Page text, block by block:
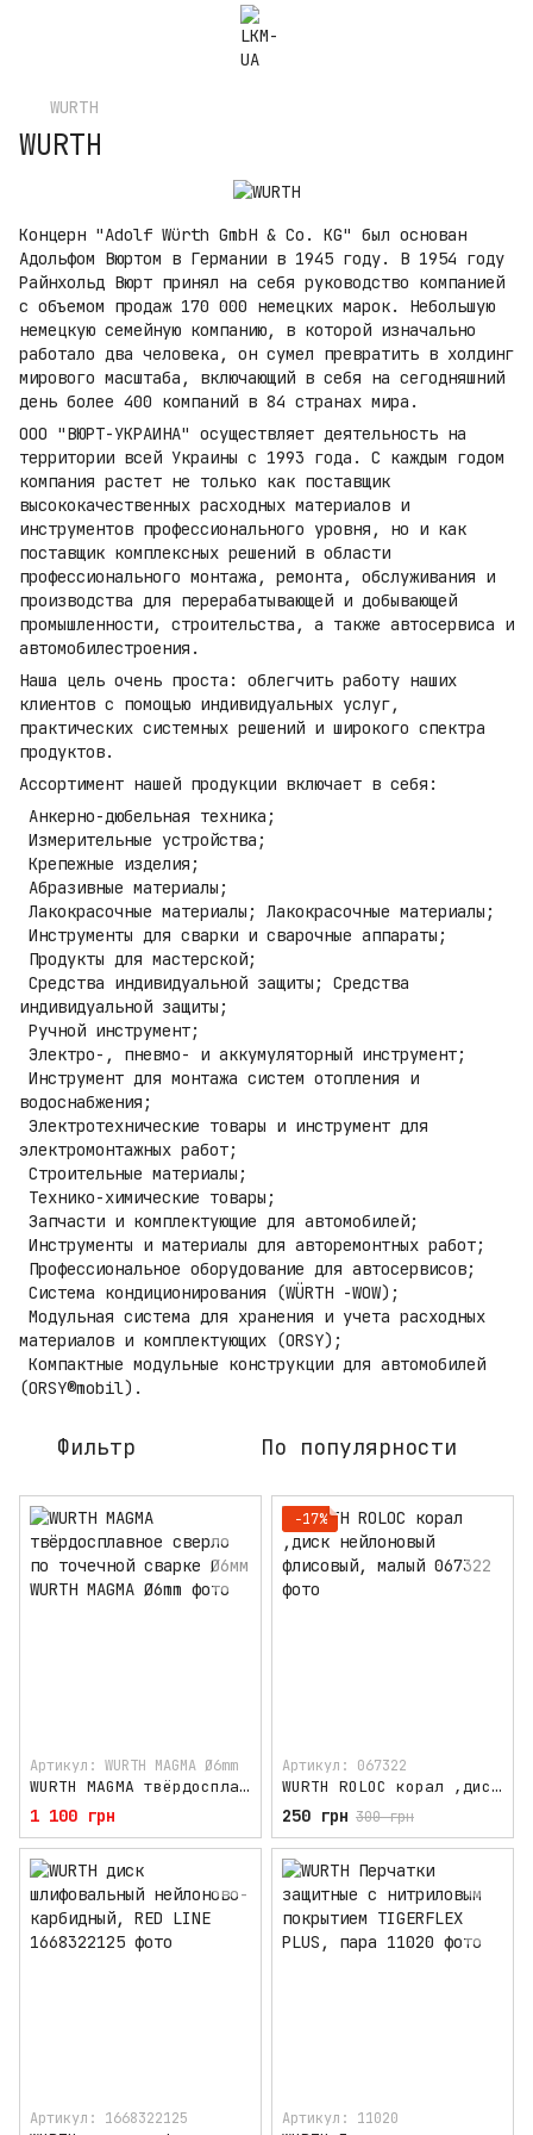
WURTH
WURTH
Концерн "Adolf Würth GmbH & Co. KG" был основан
Адольфом Вюртом в Германии в 1945 году. В 1954 году
Райнхольд Вюрт принял на себя руководство компанией
с объемом продаж 170 000 немецких марок. Небольшую
немецкую семейную компанию, в которой изначально
работало два человека, он сумел превратить в холдинг
мирового масштаба, включающий в себя на сегодняшний
день более 400 компаний в 84 странах мира.
ООО "ВЮРТ-УКРАИНА" осуществляет деятельность на
территории всей Украины с 1993 года. С каждым годом
компания растет не только как поставщик
высококачественных расходных материалов и
инструментов профессионального уровня, но и как
поставщик комплексных решений в области
профессионального монтажа, ремонта, обслуживания и
производства для перерабатывающей и добывающей
промышленности, строительства, а также автосервиса и
автомобилестроения.
Наша цель очень проста: облегчить работу наших
клиентов с помощью индивидуальных услуг,
практических системных решений и широкого спектра
продуктов.
Ассортимент нашей продукции включает в себя:
Анкерно-дюбельная техника;
Измерительные устройства;
Крепежные изделия;
Абразивные материалы;
Лакокрасочные материалы; Лакокрасочные материалы;
Инструменты для сварки и сварочные аппараты;
Продукты для мастерской;
Средства индивидуальной защиты; Средства
индивидуальной защиты;
Ручной инструмент;
Электро-, пневмо- и аккумуляторный инструмент;
Инструмент для монтажа систем отопления и
водоснабжения;
Электротехнические товары и инструмент для
электромонтажных работ;
Строительные материалы;
Технико-химические товары;
Запчасти и комплектующие для автомобилей;
Инструменты и материалы для авторемонтных работ;
Профессиональное оборудование для автосервисов;
Система кондиционирования (WÜRTH -WOW);
Модульная система для хранения и учета расходных
материалов и комплектующих (ORSY);
Компактные модульные конструкции для автомобилей
(ORSY®mobil).
Фильтр По популярности
Артикул: WURTH MAGMA Ø6mm
WURTH MAGMA твёрдосплавное сверло по точечной сварке Ø6мм
1 100 грн
−17%
Артикул: 067322
WURTH ROLOC корал ,диск нейлоновый флисовый, малый
250 грн 300 грн
Артикул: 1668322125 Артикул: 11020